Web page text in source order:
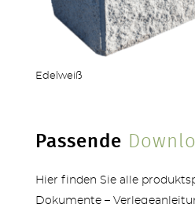
Edelweiß
Passende
Hier finden Sie alle
Dokumente –